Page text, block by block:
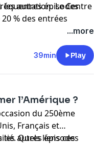
Le Centre
% des entrées
cette dynamique ?
les autres épisodes
...more
39min Play
l’Amérique ?
du 250ème
Français et
Quels liens ces
les autres épisodes